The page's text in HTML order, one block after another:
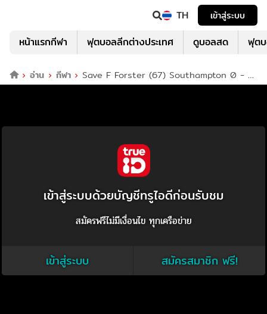
TH เข้าสู่ระบบ
หน้าแรกกีฬา ฟุตบอลลีกต่างประเทศ ดูบอลสด ฟุต
อ่าน กีฬา
Save F Forster (67) Southampton 0 - 1
Arsenal
เข้าสู่ระบบด้วยบัญชีทรูไอดีก่อนรับชม
สมัครฟรีไม่มีเงื่อนไข ทุกเครือข่าย
เข้าสู่ระบบ สมัครสมาชิก ฟรี!